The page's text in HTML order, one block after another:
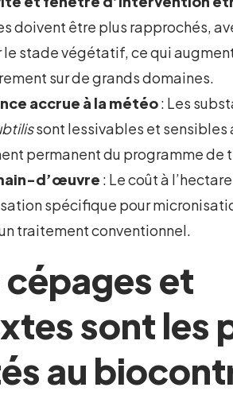
doivent être plus rapprochés,
le stade végétatif, ce qui
sur de grands domaines.
accrue à la météo: Les
sont lessivables et sensibles
permanent du programme de
d’œuvre : Le coût à
spécifique pour
traitement conventionnel.
et
sont les
au